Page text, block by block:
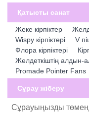
Қатысты санат
Жеке кірпіктер
Wispy кірпіктері
V
Флора кірпіктері
Желдеткіштің алдын-
Promade Pointer Fans
Сұрау жіберу
Сұрауыңызды